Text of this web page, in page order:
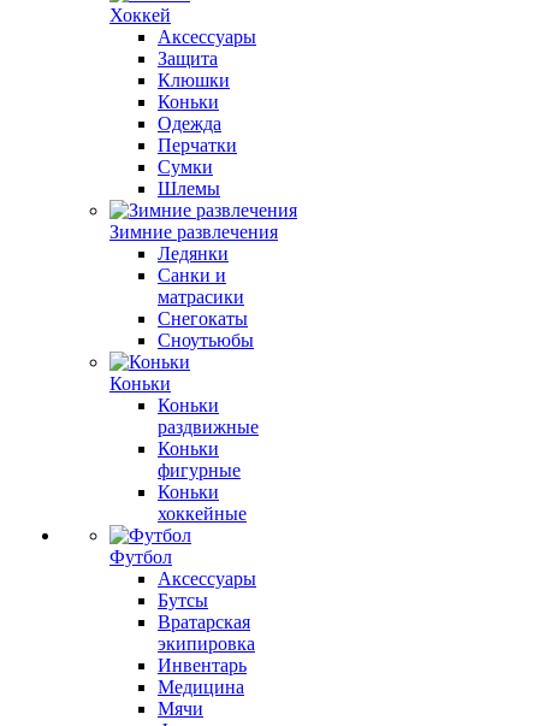
Хоккей
Аксессуары
Защита
Клюшки
Коньки
Одежда
Перчатки
Сумки
Шлемы
Зимние развлечения
Ледянки
Санки и
матрасики
Снегокаты
Сноутьюбы
Коньки
Коньки
раздвижные
Коньки
фигурные
Коньки
хоккейные
Футбол
Аксессуары
Бутсы
Вратарская
экипировка
Инвентарь
Медицина
Мячи